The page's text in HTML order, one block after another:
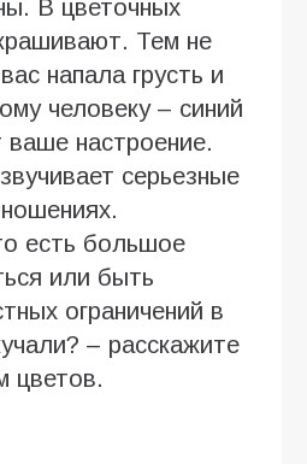
В цветочных
Тем не
напала грусть и
человеку – синий
ваше настроение.
серьезные
есть большое
или быть
ограничений в
– расскажите
цветов.